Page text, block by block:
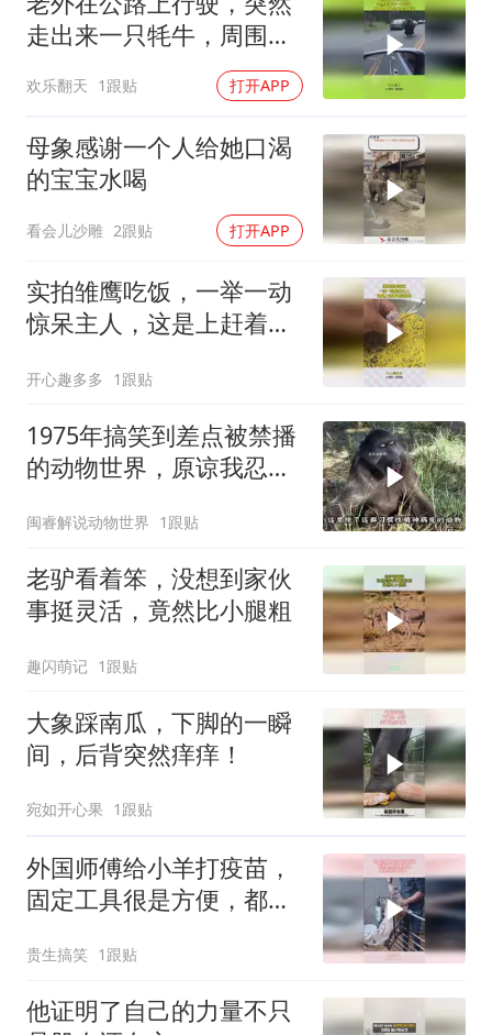
走出来一只牦牛，周围几
欢乐翻天 1跟贴 打开APP
母象感谢一个人给她口渴
的宝宝水喝
看会儿沙雕 2跟贴 打开APP
实拍雏鹰吃饭，一举一动
惊呆主人，这是上赶着去
开心趣多多 1跟贴
1975年搞笑到差点被禁播
的动物世界，原谅我忍不
闽睿解说动物世界 1跟贴
老驴看着笨，没想到家伙
事挺灵活，竟然比小腿粗
趣闪萌记 1跟贴
大象踩南瓜，下脚的一瞬
间，后背突然痒痒！
宛如开心果 1跟贴
外国师傅给小羊打疫苗，
固定工具很是方便，都是
贵生搞笑 1跟贴
他证明了自己的力量不只